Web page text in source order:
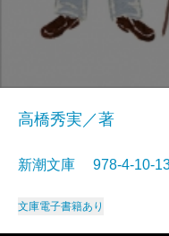
高橋秀実／著
新潮文庫 978-4-10-
文庫電子書籍あり